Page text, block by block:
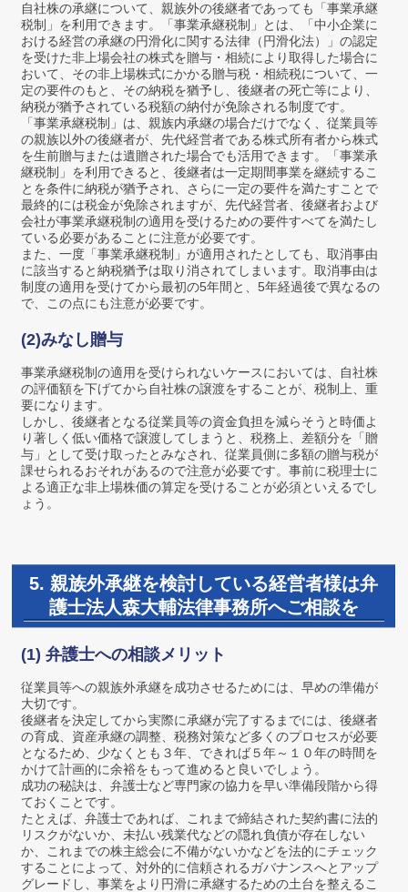
自社株の承継について、親族外の後継者であっても「事業承継
税制」を利用できます。「事業承継税制」とは、「中小企業に
おける経営の承継の円滑化に関する法律（円滑化法）」の認定
を受けた非上場会社の株式を贈与・相続により取得した場合に
おいて、その非上場株式にかかる贈与税・相続税について、一
定の要件のもと、その納税を猶予し、後継者の死亡等により、
納税が猶予されている税額の納付が免除される制度です。
「事業承継税制」は、親族内承継の場合だけでなく、従業員等
の親族以外の後継者が、先代経営者である株式所有者から株式
を生前贈与または遺贈された場合でも活用できます。「事業承
継税制」を利用できると、後継者は一定期間事業を継続するこ
とを条件に納税が猶予され、さらに一定の要件を満たすことで
最終的には税金が免除されますが、先代経営者、後継者および
会社が事業承継税制の適用を受けるための要件すべてを満たし
ている必要があることに注意が必要です。
また、一度「事業承継税制」が適用されたとしても、取消事由
に該当すると納税猶予は取り消されてしまいます。取消事由は
制度の適用を受けてから最初の5年間と、5年経過後で異なるの
で、この点にも注意が必要です。
(2)みなし贈与
事業承継税制の適用を受けられないケースにおいては、自社株
の評価額を下げてから自社株の譲渡をすることが、税制上、重
要になります。
しかし、後継者となる従業員等の資金負担を減らそうと時価よ
り著しく低い価格で譲渡してしまうと、税務上、差額分を「贈
与」として受け取ったとみなされ、従業員側に多額の贈与税が
課せられるおそれがあるので注意が必要です。事前に税理士に
よる適正な非上場株価の算定を受けることが必須といえるでし
ょう。
5. 親族外承継を検討している経営者様は弁
護士法人森大輔法律事務所へご相談を
(1) 弁護士への相談メリット
従業員等への親族外承継を成功させるためには、早めの準備が
大切です。
後継者を決定してから実際に承継が完了するまでには、後継者
の育成、資産承継の調整、税務対策など多くのプロセスが必要
となるため、少なくとも３年、できれば５年～１０年の時間を
かけて計画的に余裕をもって進めると良いでしょう。
成功の秘訣は、弁護士など専門家の協力を早い準備段階から得
ておくことです。
たとえば、弁護士であれば、これまで締結された契約書に法的
リスクがないか、未払い残業代などの隠れ負債が存在しない
か、これまでの株主総会に不備がないかなどを法的にチェック
することによって、対外的に信頼されるガバナンスへとアップ
グレードし、事業をより円滑に承継するための土台を整えるこ